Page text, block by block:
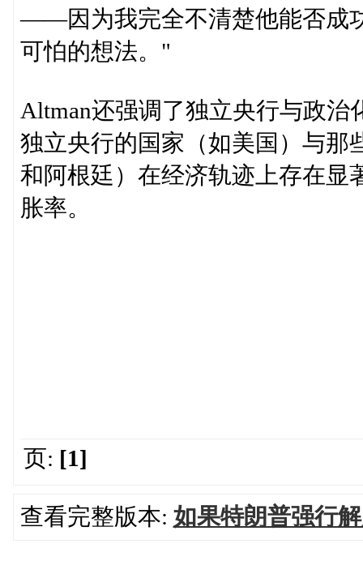
——因为我完全不清楚他能否成
可怕的想法。"
Altman还强调了独立央行与政
独立央行的国家（如美国）与那
和阿根廷）在经济轨迹上存在显
胀率。
页: [1]
查看完整版本: 如果特朗普强行